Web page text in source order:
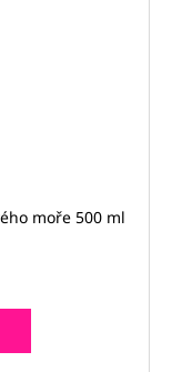
moře 500 ml